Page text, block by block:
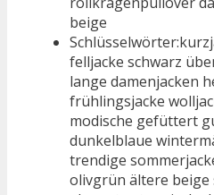
beige
felljacke schwarz
lange damenjacken
frühlingsjacke
modische gefüttert
dunkelblaue
trendige
olivgrün ältere beige